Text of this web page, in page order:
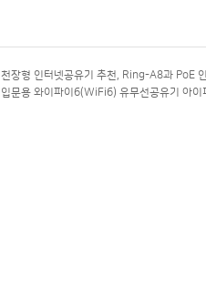
천장형 인터넷공유기 추천, Ring-A8과 PoE
입문용 와이파이6(WiFi6) 유무선공유기 아